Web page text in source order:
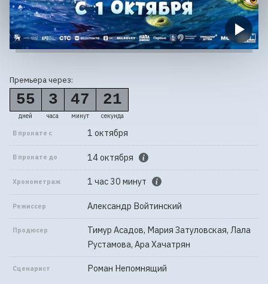
Премьера через:
55
дней
3
часа
47
минут
20
секунд
В прокате с 1 октября
В прокате до 14 октября
Хронометраж 1 час 30 минут
Режиссер Александр Войтинский
Продюсер
Тимур Асадов, Мария Затуловская, Лала
Рустамова, Ара Хачатрян
Сценарист Роман Непомнящий